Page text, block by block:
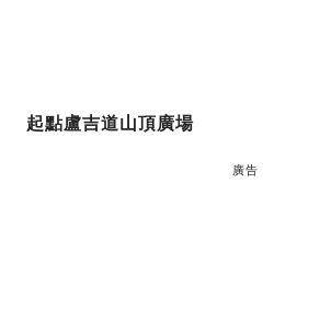
起點盧吉道山頂廣場
廣告